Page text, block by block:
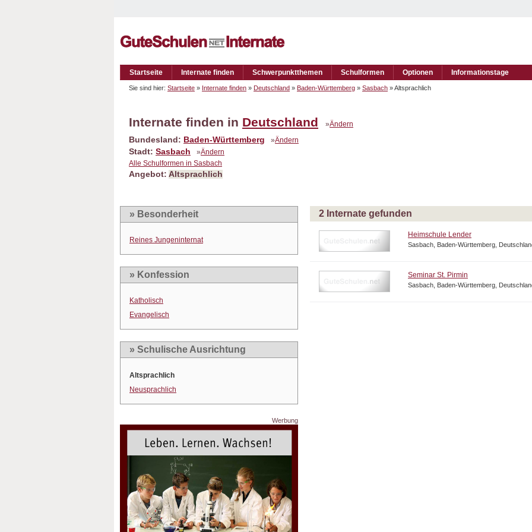
Startseite Internate finden Schwerpunktthemen Schulformen Optionen Informationstage
Sie sind hier: Startseite » Internate finden » Deutschland » Baden-Württemberg » Sasbach » Altsprachlich
Internate finden in Deutschland »Ändern
Bundesland: Baden-Württemberg »Ändern
Stadt: Sasbach »Ändern
Alle Schulformen in Sasbach
Angebot: Altsprachlich
» Besonderheit
Reines Jungeninternat
» Konfession
Katholisch
Evangelisch
» Schulische Ausrichtung
Altsprachlich
Neusprachlich
Werbung
2 Internate gefunden
Heimschule Lender
Sasbach, Baden-Württemberg,
Seminar St. Pirmin
Sasbach, Baden-Württemberg,